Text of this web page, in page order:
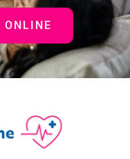
ONLINE